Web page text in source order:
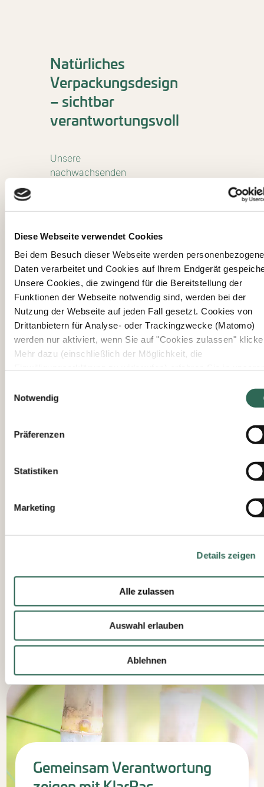
Diese Webseite verwendet Cookies
Bei dem Besuch dieser Webseite werden personenbezogene
Daten verarbeitet und Cookies auf Ihrem Endgerät
Unsere Cookies, die zwingend für die Bereitstellung der
Funktionen der Webseite notwendig sind, werden bei der
Nutzung der Webseite auf jeden Fall gesetzt. Cookies von
Drittanbietern für Analyse- oder Trackingzwecke (Matomo)
werden nur aktiviert, wenn Sie auf "Cookies zulassen"
Mehr dazu (einschließlich der Möglichkeit, die
Notwendig
Präferenzen
Statistiken
Marketing
Details zeigen
Alle zulassen
Auswahl erlauben
Ablehnen
Natürliches
Verpackungsdesign
– sichtbar
verantwortungsvoll
Unsere
nachwachsenden
individuell
bieten somit die
ideale Fläche für
Ihr Branding. Ob
gelasertes Holz-
Besteck, bedruckte
Papiertragetaschen
oder
naturbelassene
Palmblatt-Teller –
Sie zeigen Haltung
Eindruck. Ihre
schätzen den
Umgang mit
Gemeinsam Verantwortung